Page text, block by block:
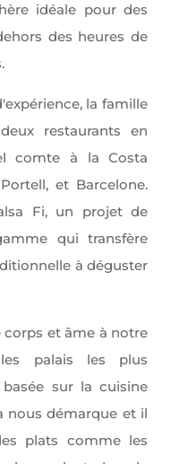
idéale pour des
des heures de
la famille
restaurants en
comte à la Costa
et Barcelone.
Fi, un projet de
qui transfère
à déguster
corps et âme à notre
palais les plus
sur la cuisine
nous démarque et il
plats comme les